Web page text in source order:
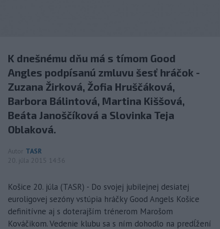
K dnešnému dňu má s tímom Good
Angles podpísanú zmluvu šesť hráčok -
Zuzana Žirková, Žofia Hruščáková,
Barbora Bálintová, Martina Kiššová,
Beáta Janoščíková a Slovinka Teja
Oblaková.
Autor TASR
20. júla 2015 14:36
Košice 20. júla (TASR) - Do svojej jubilejnej desiatej
euroligovej sezóny vstúpia hráčky Good Angels Košice
definitívne aj s doterajším trénerom Marošom
Kováčikom. Vedenie klubu sa s ním dohodlo na predĺžení